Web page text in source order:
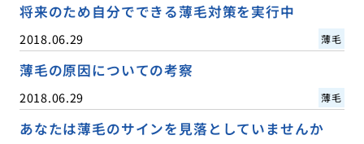
将来のため自分でできる薄毛対策を実行中
2018.06.29 薄毛
薄毛の原因についての考察
2018.06.29 薄毛
あなたは薄毛のサインを見落としていませんか